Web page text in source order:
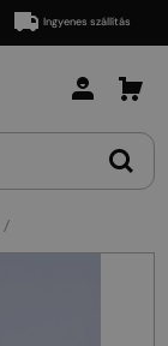
Ingyenes szállítás